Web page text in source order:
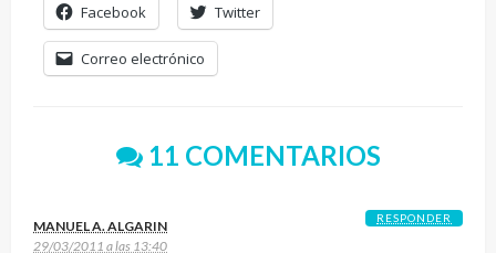
Facebook Twitter
Correo electrónico
11 COMENTARIOS
MANUEL A. ALGARIN
29/03/2011 a las 13:40
RESPONDER